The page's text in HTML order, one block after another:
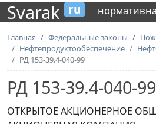
Svarak ru
Главная Федеральные законы
Нефтепродуктообеспечение
РД 153-39.4-040-99
РД 153-39.4-040-99
ОТКРЫТОЕ АКЦИОНЕРНОЕ